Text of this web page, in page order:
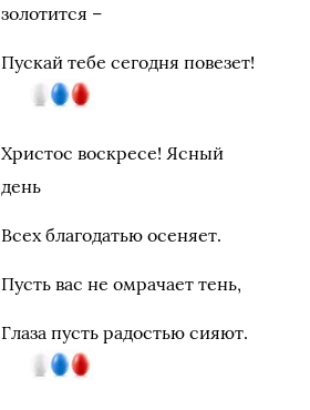
золотится –
Пускай тебе сегодня повезет!
Христос воскресе! Ясный
день
Всех благодатью осеняет.
Пусть вас не омрачает тень,
Глаза пусть радостью сияют.